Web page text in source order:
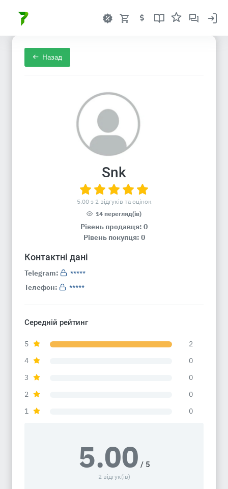
Назад
Snk
5.00 з 2 відгуків та оцінок
14 перегляд(ів)
Рівень продавця: 0
Рівень покупця: 0
Контактні дані
Telegram:
*****
Телефон:
*****
Середній рейтинг
5
2
4
0
3
0
2
0
1
0
5.00 / 5
2 відгук(ів)